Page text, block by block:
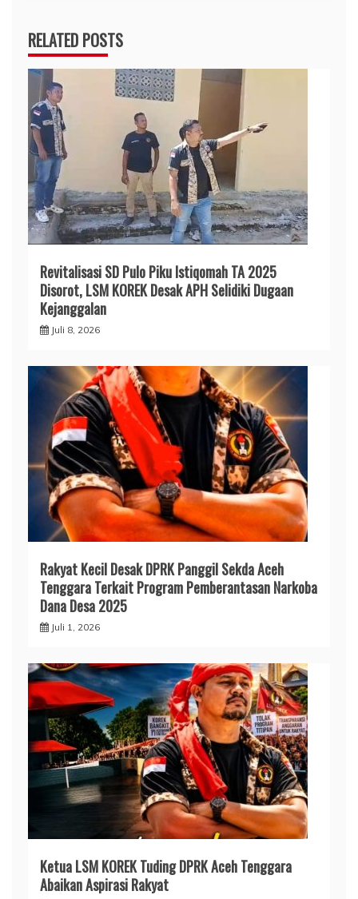
RELATED POSTS
Revitalisasi SD Pulo Piku Istiqomah TA 2025
Disorot, LSM KOREK Desak APH Selidiki Dugaan
Kejanggalan
Juli 8, 2026
Rakyat Kecil Desak DPRK Panggil Sekda Aceh
Tenggara Terkait Program Pemberantasan Narkoba
Dana Desa 2025
Juli 1, 2026
Ketua LSM KOREK Tuding DPRK Aceh Tenggara
Abaikan Aspirasi Rakyat